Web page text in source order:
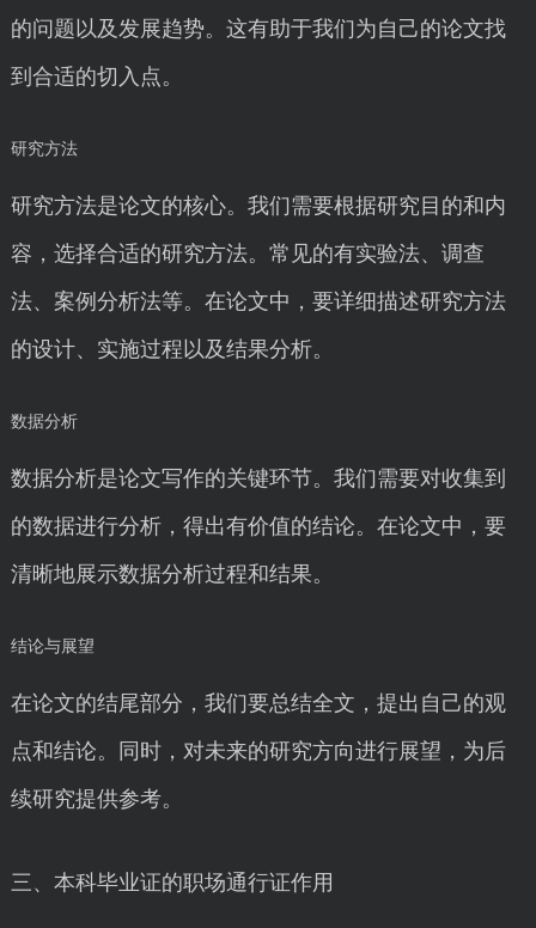
的问题以及发展趋势。这有助于我们为自己的论文找
到合适的切入点。
研究方法
研究方法是论文的核心。我们需要根据研究目的和内
容，选择合适的研究方法。常见的有实验法、调查
法、案例分析法等。在论文中，要详细描述研究方法
的设计、实施过程以及结果分析。
数据分析
数据分析是论文写作的关键环节。我们需要对收集到
的数据进行分析，得出有价值的结论。在论文中，要
清晰地展示数据分析过程和结果。
结论与展望
在论文的结尾部分，我们要总结全文，提出自己的观
点和结论。同时，对未来的研究方向进行展望，为后
续研究提供参考。
三、本科毕业证的职场通行证作用